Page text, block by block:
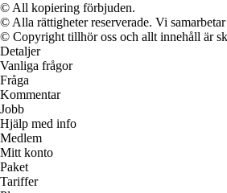
© All kopiering förbjuden.
© Alla rättigheter reserverade. Vi
© Copyright tillhör oss och allt innehåll är
Detaljer
Vanliga frågor
Fråga
Kommentar
Jobb
Hjälp med info
Medlem
Mitt konto
Paket
Tariffer